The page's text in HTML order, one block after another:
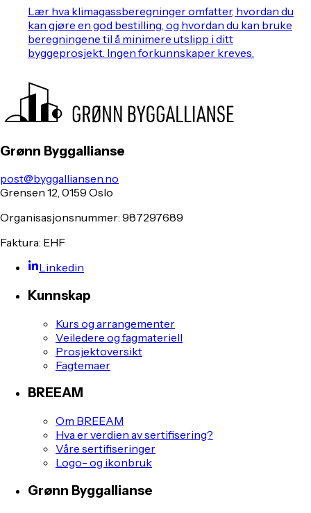
Lær hva klimagassberegninger omfatter, hvordan du
kan gjøre en god bestilling, og hvordan du kan bruke
beregningene til å minimere utslipp i ditt
byggeprosjekt. Ingen forkunnskaper kreves.
Grønn Byggallianse
post@byggalliansen.no
Grensen 12, 0159 Oslo
Organisasjonsnummer: 987297689
Faktura: EHF
Linkedin
Kunnskap
Kurs og arrangementer
Veiledere og fagmateriell
Prosjektoversikt
Fagtemaer
BREEAM
Om BREEAM
Hva er verdien av sertifisering?
Våre sertifiseringer
Logo- og ikonbruk
Grønn Byggallianse